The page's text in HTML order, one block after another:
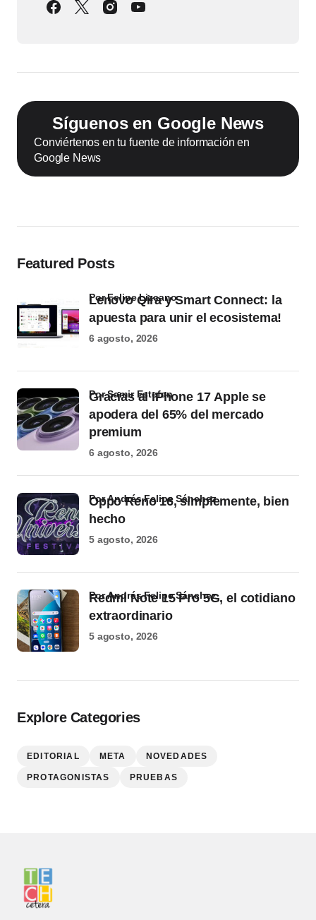
Síguenos en Google News
Conviértenos en tu fuente de información en
Google News
Featured Posts
Lenovo Qira y Smart Connect: la
apuesta para unir el ecosistema!
por Felipe Lizcano
6 agosto, 2026
Gracias al iPhone 17 Apple se
apodera del 65% del mercado
premium
por Samir Estefan
6 agosto, 2026
Oppo Reno 16, simplemente, bien
hecho
por Andrés Felipe Sánchez
5 agosto, 2026
Redmi Note 15 Pro 5G, el cotidiano
extraordinario
por Andrés Felipe Sánchez
5 agosto, 2026
Explore Categories
EDITORIAL META NOVEDADES
PROTAGONISTAS PRUEBAS